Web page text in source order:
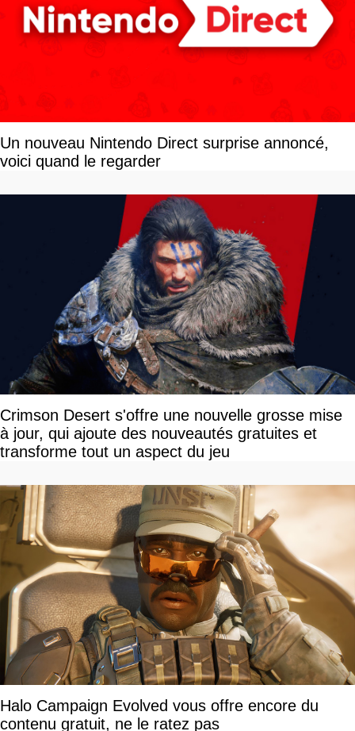
Un nouveau Nintendo Direct surprise annoncé,
voici quand le regarder
Crimson Desert s'offre une nouvelle grosse mise
à jour, qui ajoute des nouveautés gratuites et
transforme tout un aspect du jeu
Halo Campaign Evolved vous offre encore du
contenu gratuit, ne le ratez pas